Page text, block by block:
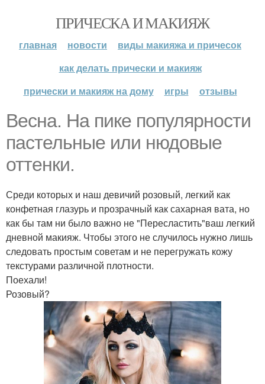
ПРИЧЕСКА И МАКИЯЖ
главная новости
виды макияжа и причесок
как делать прически и макияж
прически и макияж на дому
игры отзывы
Весна. На пике популярности
пастельные или нюдовые
оттенки.
Среди которых и наш девичий розовый, легкий как
конфетная глазурь и прозрачный как сахарная вата, но
как бы там ни было важно не "Пересластить"ваш легкий
дневной макияж. Чтобы этого не случилось нужно лишь
следовать простым советам и не перегружать кожу
текстурами различной плотности.
Поехали!
Розовый?